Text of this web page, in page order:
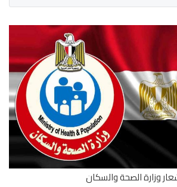
وزارة الصحة والسكان